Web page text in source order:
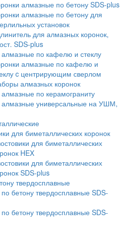
алмазные по бетону SDS-plus
алмазные по бетону для
установок
для алмазных коронок,
SDS-plus
алмазные по кафелю и стеклу
алмазные по кафелю и
c центрирующим сверлом
алмазных коронок
по керамограниту
алмазные универсальные на УШМ,
для биметаллических коронок
для биметаллических
HEX
для биметаллических
SDS-plus
твердосплавные
бетону твердосплавные SDS-
бетону твердосплавные SDS-